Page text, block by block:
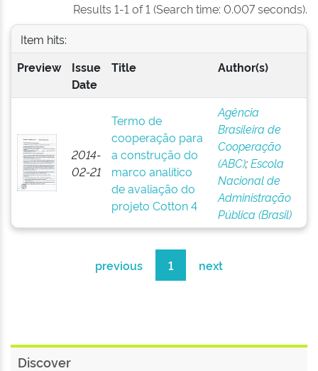
Results 1-1 of 1 (Search time: 0.007 seconds).
Item hits:
Preview
Issue
Date
Title Author(s)
2014-
02-21
Termo de
cooperação para
a construção do
marco analítico
de avaliação do
projeto Cotton 4
Agência
Brasileira de
Cooperação
(ABC);Escola
Nacional de
Administração
Pública (Brasil)
previous 1 next
Discover